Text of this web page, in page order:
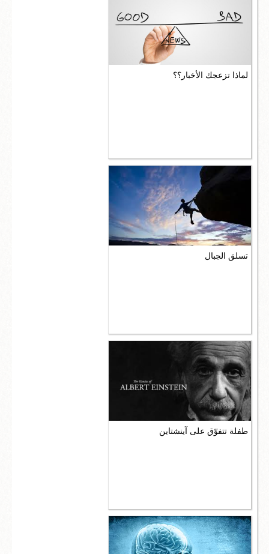
لماذا تزعجك الأخبار؟؟
تسلق الجبال
طفلة تتفوّق على آينشتاين